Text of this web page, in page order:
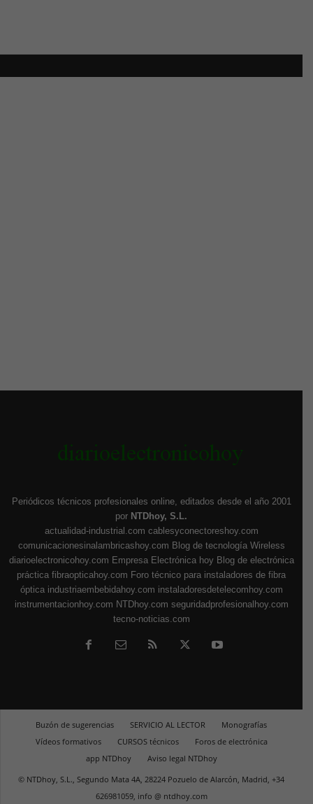
Periódicos técnicos profesionales online, editados desde el año 2001
por NTDhoy, S.L.
actualidad-industrial.com cablesyconectoreshoy.com
comunicacionesinalambricashoy.com Blog de tecnología Wireless
diarioelectronicohoy.com Empresa Electrónica hoy Blog de electrónica
práctica fibraopticahoy.com Foro técnico para instaladores de fibra
óptica industriaembebidahoy.com instaladoresdetelecomhoy.com
instrumentacionhoy.com NTDhoy.com seguridadprofesionalhoy.com
tecno-noticias.com
Buzón de sugerencias SERVICIO AL LECTOR
Monografías
Vídeos formativos
CURSOS técnicos
Foros de electrónica
app NTDhoy
Aviso legal NTDhoy
© NTDhoy, S.L., Segundo Mata 4A, 28224 Pozuelo de Alarcón, Madrid, +34
626981059, info @ ntdhoy.com